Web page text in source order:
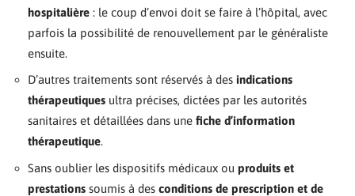
hospitalière : le coup d’envoi doit se faire à l’hôpital, avec
parfois la possibilité de renouvellement par le généraliste
ensuite.
D’autres traitements sont réservés à des indications
thérapeutiques ultra précises, dictées par les autorités
sanitaires et détaillées dans une fiche d’information
thérapeutique.
Sans oublier les dispositifs médicaux ou produits et
prestations soumis à des conditions de prescription et de